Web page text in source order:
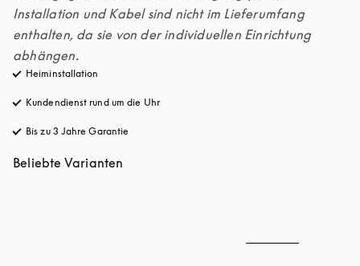
Installation und Kabel sind nicht im Lieferumfang
enthalten, da sie von der individuellen Einrichtung
abhängen.
Heiminstallation
Kundendienst rund um die Uhröffnet sich in einem neuen Tab
Bis zu 3 Jahre Garantie
Beliebte Varianten